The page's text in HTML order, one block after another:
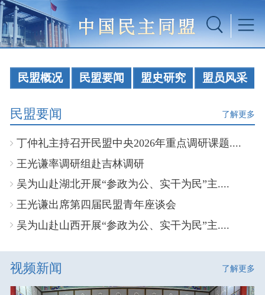
民盟概况 民盟要闻 盟史研究 盟员风采
民盟要闻 了解更多
丁仲礼主持召开民盟中央2026年重点调研课题....
王光谦率调研组赴吉林调研
吴为山赴湖北开展“参政为公、实干为民”主....
王光谦出席第四届民盟青年座谈会
吴为山赴山西开展“参政为公、实干为民”主....
视频新闻 了解更多